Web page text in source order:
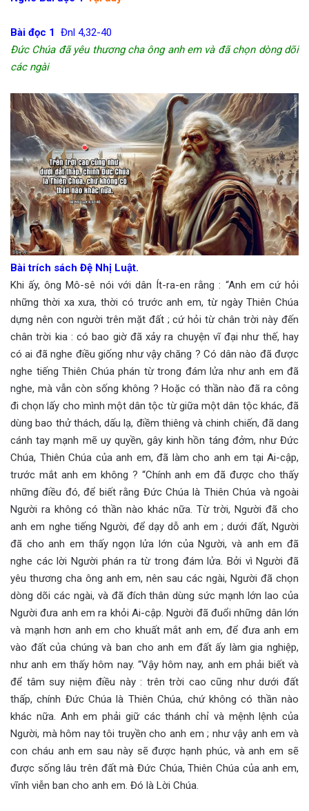
Bài đọc 1 Đnl 4,32-40
Đức Chúa đã yêu thương cha ông anh em và đã chọn dòng dõi
các ngài
Bài trích sách Đệ Nhị Luật.
Khi ấy, ông Mô-sê nói với dân Ít-ra-en rằng : “Anh em cứ hỏi
những thời xa xưa, thời có trước anh em, từ ngày Thiên Chúa
dựng nên con người trên mặt đất ; cứ hỏi từ chân trời này đến
chân trời kia : có bao giờ đã xảy ra chuyện vĩ đại như thế, hay
có ai đã nghe điều giống như vậy chăng ? Có dân nào đã được
nghe tiếng Thiên Chúa phán từ trong đám lửa như anh em đã
nghe, mà vẫn còn sống không ? Hoặc có thần nào đã ra công
đi chọn lấy cho mình một dân tộc từ giữa một dân tộc khác, đã
dùng bao thử thách, dấu lạ, điềm thiêng và chinh chiến, đã dang
cánh tay mạnh mẽ uy quyền, gây kinh hồn táng đởm, như Đức
Chúa, Thiên Chúa của anh em, đã làm cho anh em tại Ai-cập,
trước mắt anh em không ? “Chính anh em đã được cho thấy
những điều đó, để biết rằng Đức Chúa là Thiên Chúa và ngoài
Người ra không có thần nào khác nữa. Từ trời, Người đã cho
anh em nghe tiếng Người, để dạy dỗ anh em ; dưới đất, Người
đã cho anh em thấy ngọn lửa lớn của Người, và anh em đã
nghe các lời Người phán ra từ trong đám lửa. Bởi vì Người đã
yêu thương cha ông anh em, nên sau các ngài, Người đã chọn
dòng dõi các ngài, và đã đích thân dùng sức mạnh lớn lao của
Người đưa anh em ra khỏi Ai-cập. Người đã đuổi những dân lớn
và mạnh hơn anh em cho khuất mắt anh em, để đưa anh em
vào đất của chúng và ban cho anh em đất ấy làm gia nghiệp,
như anh em thấy hôm nay. “Vậy hôm nay, anh em phải biết và
để tâm suy niệm điều này : trên trời cao cũng như dưới đất
thấp, chính Đức Chúa là Thiên Chúa, chứ không có thần nào
khác nữa. Anh em phải giữ các thánh chỉ và mệnh lệnh của
Người, mà hôm nay tôi truyền cho anh em ; như vậy anh em và
con cháu anh em sau này sẽ được hạnh phúc, và anh em sẽ
được sống lâu trên đất mà Đức Chúa, Thiên Chúa của anh em,
vĩnh viễn ban cho anh em. Đó là Lời Chúa.